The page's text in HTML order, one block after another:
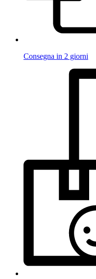
Consegna in 2 giorni